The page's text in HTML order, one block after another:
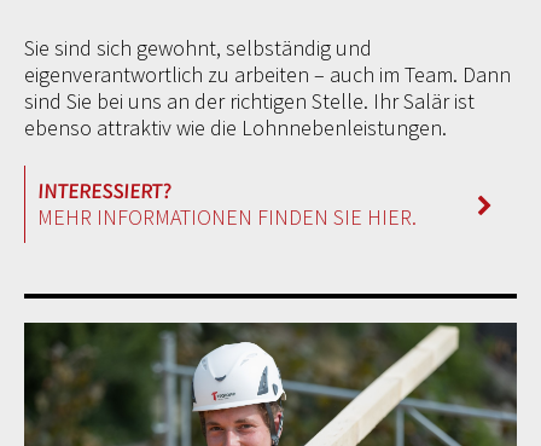
Sie sind sich gewohnt, selbständig und
eigenverantwortlich zu arbeiten – auch im Team. Dann
sind Sie bei uns an der richtigen Stelle. Ihr Salär ist
ebenso attraktiv wie die Lohnnebenleistungen.
MEHR INFORMATIONEN FINDEN SIE HIER.